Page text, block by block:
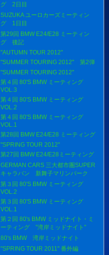
グ 2日目
SUZUKA ユーロカーズミーティン
グ 1日目
第29回 BMW E24/E28 ミーティン
グ 後記
"AUTUMN TOUR 2012"
"SUMMER TOURING 2012" 第2弾
"SUMMER TOURING 2012"
第４回 80'S BMW ミーティング
VOL.3
第４回 80'S BMW ミーティング
VOL.2
第４回 80'S BMW ミーティング
VOL.1
第28回 BMW E24/E28 ミーティング
"SPRING TOUR 2012"
第27回 BMW E24/E28ミーティング
GERMAN CARS 三大都市圏SUPER
キャラバン 新舞子マリンパーク
第３回 80'S BMW ミーティング
VOL.2
第３回 80'S BMW ミーティング
VOL.1
第２回 80's BMW ミッドナイト・ミ
ーティング ”湾岸ミッドナイト”
80's BMW 湾岸ミッドナイト
"SPRING TOUR 2011" 番外編